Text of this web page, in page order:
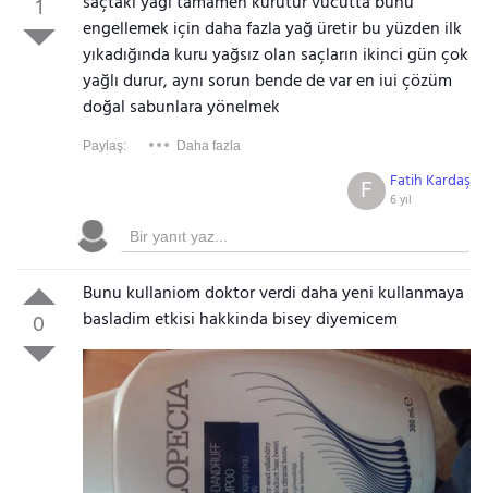
1
engellemek için daha fazla yağ üretir bu yüzden ilk
yıkadığında kuru yağsız olan saçların ikinci gün çok
yağlı durur, aynı sorun bende de var en iui çözüm
doğal sabunlara yönelmek
Paylaş: Daha fazla
Fatih Kardaş
6 yıl
F
0
Bunu kullaniom doktor verdi daha yeni kullanmaya
basladim etkisi hakkinda bisey diyemicem